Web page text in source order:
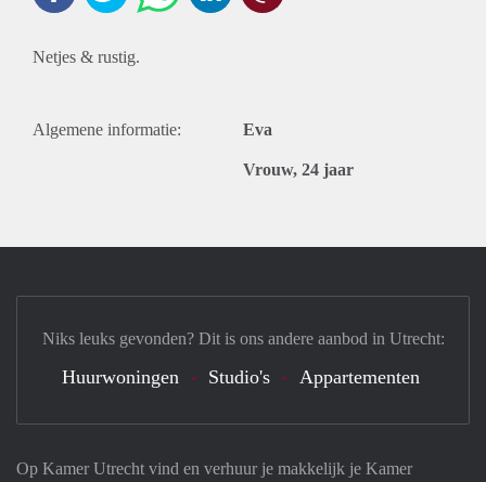
Netjes & rustig.
Algemene informatie: Eva
Vrouw, 24 jaar
Op Kamer Utrecht vind en verhuur je makkelijk je Kamer
Niks leuks gevonden? Dit is ons andere aanbod in Utrecht:
Huurwoningen Studio's Appartementen